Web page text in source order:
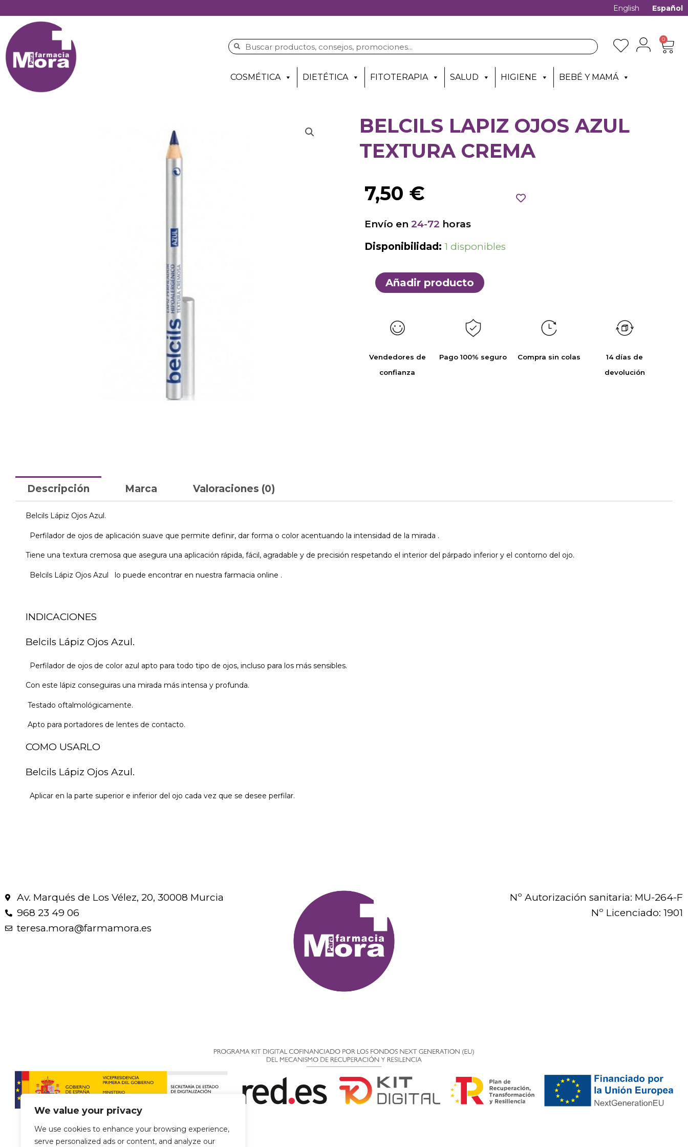
We value your privacy
We use cookies to enhance your browsing experience,
serve personalized ads or content, and analyze our
English Español
0
COSMÉTICA DIETÉTICA FITOTERAPIA SALUD HIGIENE BEBÉ Y MAMÁ
BELCILS LAPIZ OJOS AZUL
TEXTURA CREMA
7,50 €
Envío en 24-72 horas
Disponibilidad: 1 disponibles
Añadir producto
Vendedores de
confianza
Pago 100% seguro Compra sin colas
14 días de
devolución
Descripción Marca Valoraciones (0)
Belcils Lápiz Ojos Azul.
Perfilador de ojos de aplicación suave que permite definir, dar forma o color acentuando la intensidad de la mirada .
Tiene una textura cremosa que asegura una aplicación rápida, fácil, agradable y de precisión respetando el interior del párpado inferior y el contorno del ojo.
Belcils Lápiz Ojos Azul lo puede encontrar en nuestra farmacia online .
INDICACIONES
Belcils Lápiz Ojos Azul.
Perfilador de ojos de color azul apto para todo tipo de ojos, incluso para los más sensibles.
Con este lápiz conseguiras una mirada más intensa y profunda.
Testado oftalmológicamente.
Apto para portadores de lentes de contacto.
COMO USARLO
Belcils Lápiz Ojos Azul.
Aplicar en la parte superior e inferior del ojo cada vez que se desee perfilar.
Av. Marqués de Los Vélez, 20, 30008 Murcia
968 23 49 06
teresa.mora@farmamora.es
Nº Autorización sanitaria: MU-264-F
Nº Licenciado: 1901